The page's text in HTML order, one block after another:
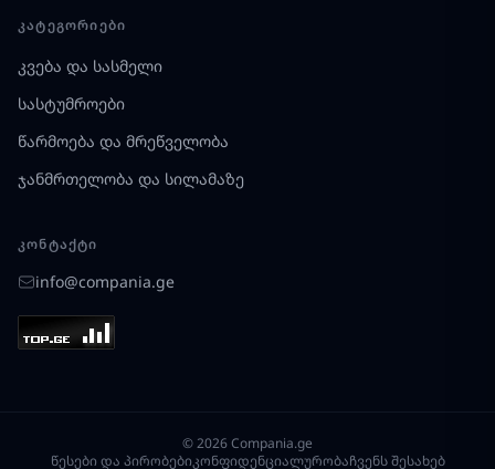
ᲙᲐᲢᲔᲒᲝᲠᲘᲔᲑᲘ
კვება და სასმელი
სასტუმროები
წარმოება და მრეწველობა
ჯანმრთელობა და სილამაზე
ᲙᲝᲜᲢᲐᲥᲢᲘ
info@compania.ge
© 2026 Compania.ge
წესები და პირობებიკონფიდენციალურობაჩვენს შესახებ